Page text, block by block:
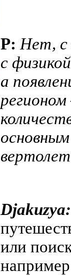
P: Нет, с
с
а
Djakuzya:
или